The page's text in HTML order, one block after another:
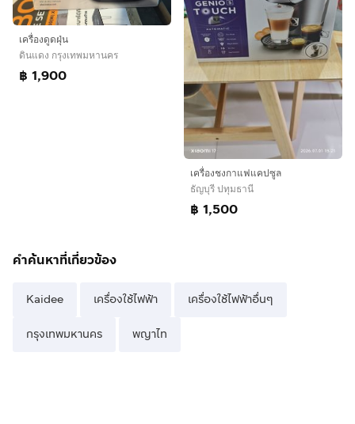
เครื่องดูดฝุ่น
ดินแดง กรุงเทพมหานคร
฿ 1,900
เครื่องชงกาแฟแคปซูล
ธัญบุรี ปทุมธานี
฿ 1,500
คำค้นหาที่เกี่ยวข้อง
Kaidee เครื่องใช้ไฟฟ้า เครื่องใช้ไฟฟ้าอื่นๆ
กรุงเทพมหานคร พญาไท